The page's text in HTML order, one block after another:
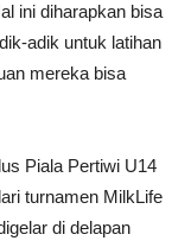
ini diharapkan bisa
adik untuk latihan
mereka bisa
Piala Pertiwi U14
turnamen MilkLife
di delapan